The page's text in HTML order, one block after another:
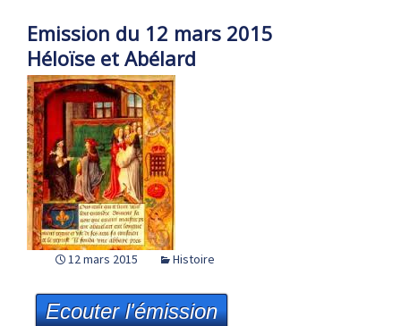
Emission du 12 mars 2015
Héloïse et Abélard
12 mars 2015 Histoire
Ecouter l'émission